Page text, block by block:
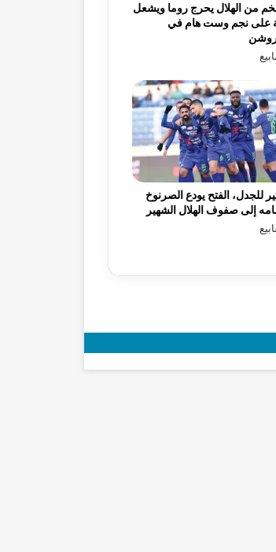
من الهلال يحرج روما ويشعل
على نجم وست هام في
روشن
للجدل، الفتح يودع الصرنوخ
إلى صفوف الهلال الشهير